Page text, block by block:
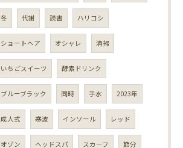
冬 代謝 読書 ハリコシ
ショートヘア オシャレ 清掃
いちごスイーツ 酵素ドリンク
ブルーブラック 同時 手水 2023年
成人式 寒波 インソール レッド
オゾン ヘッドスパ スカーフ 節分